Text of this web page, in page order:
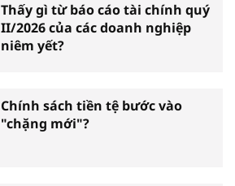
Thấy gì từ báo cáo tài chính quý
II/2026 của các doanh nghiệp
niêm yết?
Chính sách tiền tệ bước vào
"chặng mới"?